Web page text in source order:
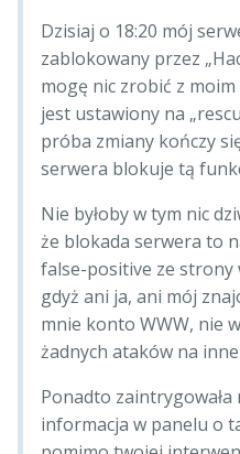
Dzisiaj o 18:20 mój
zablokowany przez
mogę nic zrobić z
jest ustawiony na
próba zmiany kończy
serwera blokuje tą
Nie byłoby w tym nic
że blokada serwera to
false-positive ze strony
gdyż ani ja, ani mój
mnie konto WWW, nie
żadnych ataków na
Ponadto zaintrygowała
informacja w panelu o